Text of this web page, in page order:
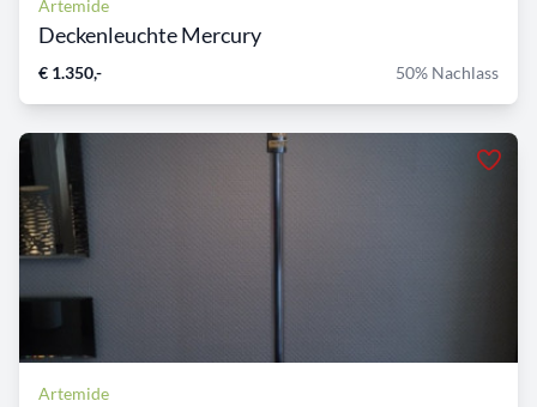
Artemide
Deckenleuchte Mercury
€ 1.350,- 50% Nachlass
Artemide